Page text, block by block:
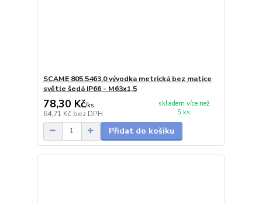
SCAME 805.5463.0 vývodka metrická bez matice
světle šedá IP66 - M63x1,5
78,30 Kč/ks
64,71 Kč bez DPH
skladem více než
5 ks
Přidat do košíku